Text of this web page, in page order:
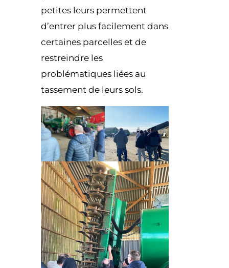
petites leurs permettent
d’entrer plus facilement dans
certaines parcelles et de
restreindre les
problématiques liées au
tassement de leurs sols.